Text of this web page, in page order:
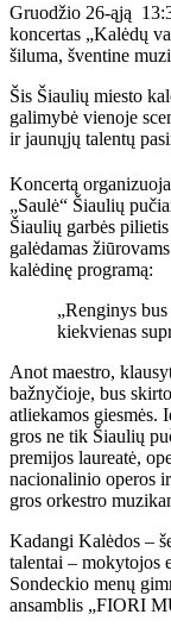
Gruodžio 26-ąją
koncertas „Kalėdų
šiluma, šventine
Šis Šiaulių miesto
galimybė vienoje
ir jaunųjų talentų
Koncertą
„Saulė“ Šiaulių
Šiaulių garbės
galėdamas
kalėdinę programą:
„Renginys
kiekvienas
Anot maestro,
bažnyčioje, bus
atliekamos giesmės.
gros ne tik Šiaulių
premijos laureatė,
nacionalinio operos
gros orkestro
Kadangi Kalėdos –
talentai – mokytojos
Sondeckio menų
ansamblis „FIORI